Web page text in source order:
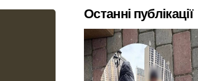
Останні публікації